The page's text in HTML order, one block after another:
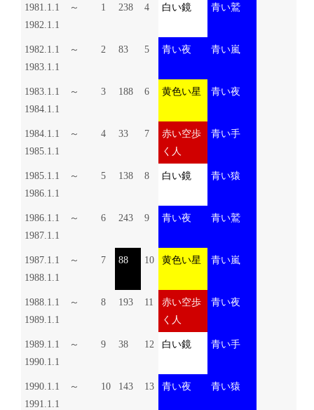
1981.1.1 ～
1982.1.1
1 238 4 白い鏡 青い鷲
1982.1.1 ～
1983.1.1
2 83 5 青い夜 青い嵐
1983.1.1 ～
1984.1.1
3 188 6 黄色い星 青い夜
1984.1.1 ～
1985.1.1
4 33 7
赤い空歩
く人
青い手
1985.1.1 ～
1986.1.1
5 138 8 白い鏡 青い猿
1986.1.1 ～
1987.1.1
6 243 9 青い夜 青い鷲
1987.1.1 ～
1988.1.1
7 88 10 黄色い星 青い嵐
1988.1.1 ～
1989.1.1
8 193 11
赤い空歩
く人
青い夜
1989.1.1 ～
1990.1.1
9 38 12 白い鏡 青い手
1990.1.1 ～
1991.1.1
10 143 13 青い夜 青い猿